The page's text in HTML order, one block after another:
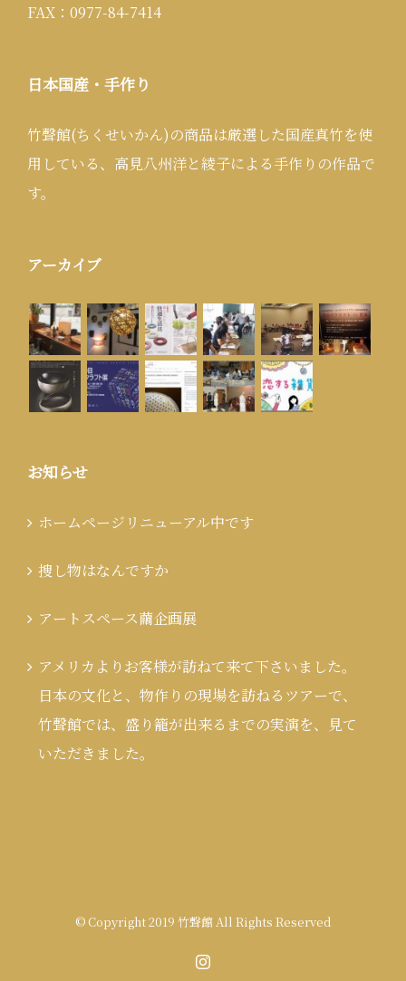
FAX：0977-84-7414
日本国産・手作り
竹聲館(ちくせいかん)の商品は厳選した国産真竹を使
用している、高見八州洋と綾子による手作りの作品で
す。
アーカイブ
お知らせ
ホームページリニューアル中です
捜し物はなんですか
アートスペース繭企画展
アメリカよりお客様が訪ねて来て下さいました。
日本の文化と、物作りの現場を訪ねるツアーで、
竹聲館では、盛り籠が出来るまでの実演を、見て
いただきました。
© Copyright 2019 竹聲館 All Rights Reserved
Instagram